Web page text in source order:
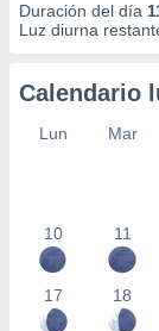
Duración del día
Luz diurna
Calendario
Lun Mar
10 11
17 18